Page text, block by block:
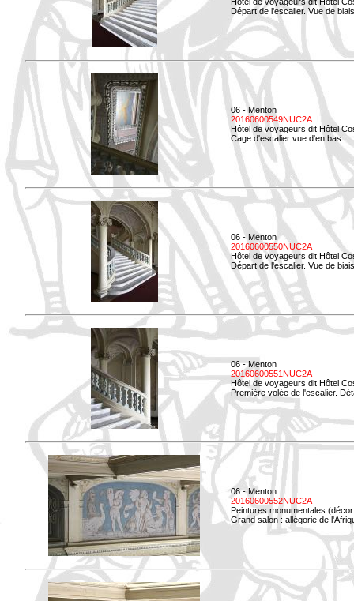
Départ de l'escalier. Vue de
06 - Menton
20160600549NUC2A
Hôtel de voyageurs dit Hôtel
Cage d'escalier vue d'en bas.
06 - Menton
20160600550NUC2A
Hôtel de voyageurs dit Hôtel
Départ de l'escalier. Vue de
06 - Menton
20160600551NUC2A
Hôtel de voyageurs dit Hôtel
Première volée de l'escalier.
06 - Menton
20160600552NUC2A
Peintures monumentales
Grand salon : allégorie de